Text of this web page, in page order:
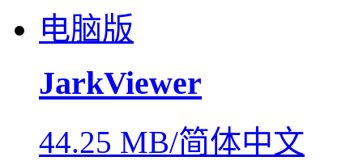
JarkViewer
44.25 MB/简体中文